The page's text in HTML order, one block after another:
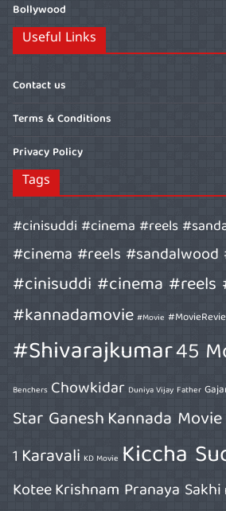
Bollywood
Useful Links
Contact us
Terms & Conditions
Privacy Policy
Tags
#cinisuddi #cinema #reels
#cinema #reels
#cinisuddi #cinema #reels
#kannadamovie #Movie
#Shivarajkumar45
Benchers Chowkidar Duniya Vijay Father
Star GaneshKannada Movie
1 Karavali KD Movie Kiccha
KoteeKrishnam Pranaya Sakhi